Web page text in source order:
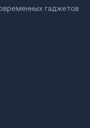
гаджетов